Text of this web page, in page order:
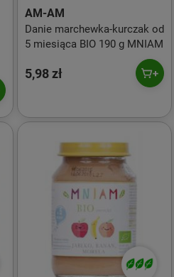
AM-AM
Danie marchewka-kurczak od
5 miesiąca BIO 190 g MNIAM
5,98 zł